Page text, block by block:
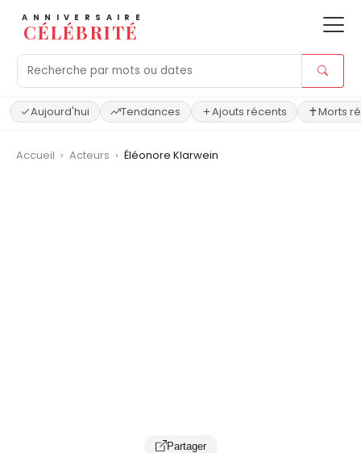
ANNIVERSAIRE
CÉLÉBRITÉ
Aujourd'hui Tendances Ajouts récents Morts
Accueil › Acteurs › Éléonore Klarwein
Partager